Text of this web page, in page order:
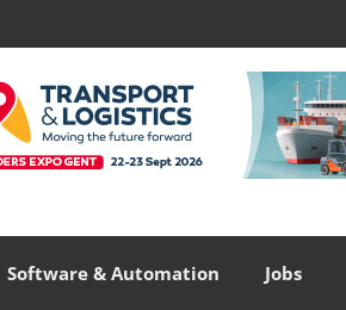
Software & Automation Jobs